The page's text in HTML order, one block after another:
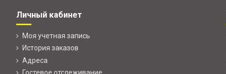
Личный кабинет
Моя учетная запись
История заказов
Адреса